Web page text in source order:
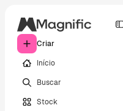
Criar
Início
Buscar
Stock